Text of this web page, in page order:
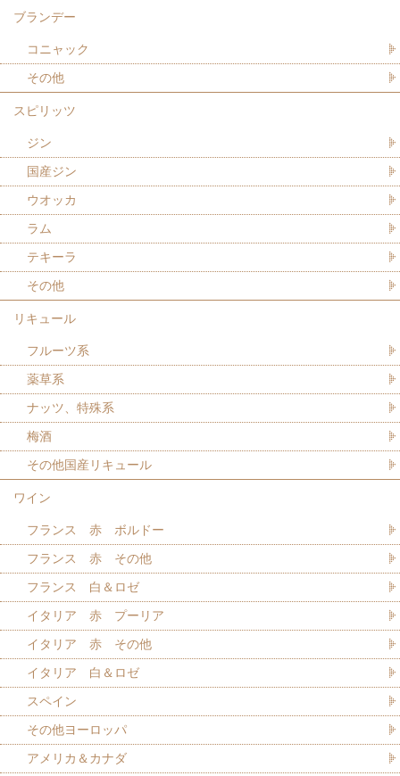
ブランデー
コニャック
その他
スピリッツ
ジン
国産ジン
ウオッカ
ラム
テキーラ
その他
リキュール
フルーツ系
薬草系
ナッツ、特殊系
梅酒
その他国産リキュール
ワイン
フランス 赤 ボルドー
フランス 赤 その他
フランス 白＆ロゼ
イタリア 赤 プーリア
イタリア 赤 その他
イタリア 白＆ロゼ
スペイン
その他ヨーロッパ
アメリカ＆カナダ